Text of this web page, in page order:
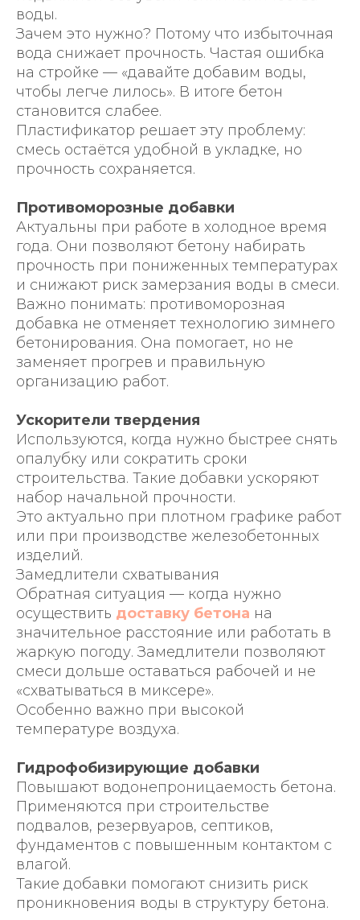
воды.
Зачем это нужно? Потому что избыточная
вода снижает прочность. Частая ошибка
на стройке — «давайте добавим воды,
чтобы легче лилось». В итоге бетон
становится слабее.
Пластификатор решает эту проблему:
смесь остаётся удобной в укладке, но
прочность сохраняется.
Противоморозные добавки
Актуальны при работе в холодное время
года. Они позволяют бетону набирать
прочность при пониженных температурах
и снижают риск замерзания воды в смеси.
Важно понимать: противоморозная
добавка не отменяет технологию зимнего
бетонирования. Она помогает, но не
заменяет прогрев и правильную
организацию работ.
Ускорители твердения
Используются, когда нужно быстрее снять
опалубку или сократить сроки
строительства. Такие добавки ускоряют
набор начальной прочности.
Это актуально при плотном графике работ
или при производстве железобетонных
изделий.
Замедлители схватывания
Обратная ситуация — когда нужно
осуществить доставку бетона на
значительное расстояние или работать в
жаркую погоду. Замедлители позволяют
смеси дольше оставаться рабочей и не
«схватываться в миксере».
Особенно важно при высокой
температуре воздуха.
Гидрофобизирующие добавки
Повышают водонепроницаемость бетона.
Применяются при строительстве
подвалов, резервуаров, септиков,
фундаментов с повышенным контактом с
влагой.
Такие добавки помогают снизить риск
проникновения воды в структуру бетона.